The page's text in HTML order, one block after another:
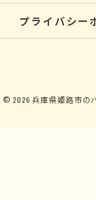
プライバシー
© 2026 兵庫県姫路市のパ